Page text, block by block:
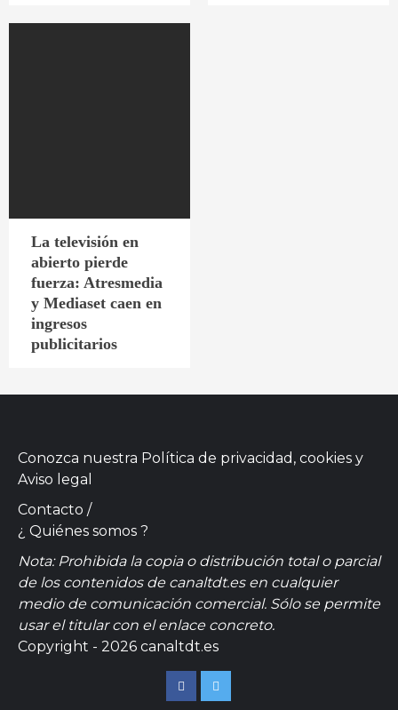
La televisión en
abierto pierde
fuerza: Atresmedia
y Mediaset caen en
ingresos
publicitarios
Conozca nuestra Política de privacidad, cookies y
Aviso legal
Contacto /
¿ Quiénes somos ?
Nota: Prohibida la copia o distribución total o parcial
de los contenidos de canaltdt.es en cualquier
medio de comunicación comercial. Sólo se permite
usar el titular con el enlace concreto.
Copyright - 2026 canaltdt.es
FacebookTwitter